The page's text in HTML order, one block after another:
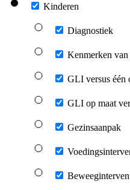
Kinderen
Diagnostiek
Kenmerken
GLI versus één
GLI op maat
Gezinsaanpak